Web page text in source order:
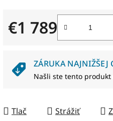
hviezdičiek.
€1 789
Jednotková cena:
ZÁRUKA NAJNIŽŠEJ
Našli ste tento produkt
Tlač Strážiť